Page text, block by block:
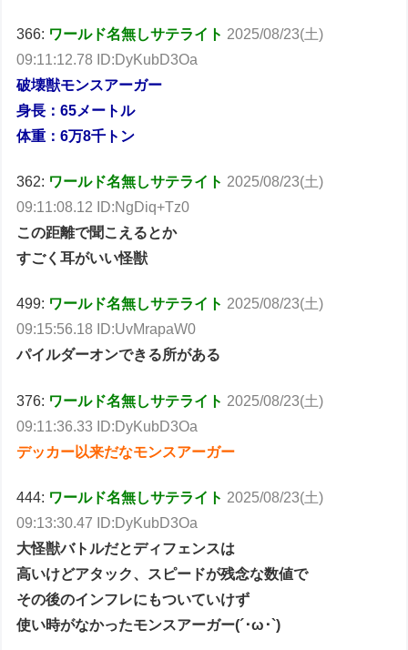
366: ワールド名無しサテライト 2025/08/23(土)
09:11:12.78 ID:DyKubD3Oa
破壊獣モンスアーガー
身長：65メートル
体重：6万8千トン
362: ワールド名無しサテライト 2025/08/23(土)
09:11:08.12 ID:NgDiq+Tz0
この距離で聞こえるとか
すごく耳がいい怪獣
499: ワールド名無しサテライト 2025/08/23(土)
09:15:56.18 ID:UvMrapaW0
パイルダーオンできる所がある
376: ワールド名無しサテライト 2025/08/23(土)
09:11:36.33 ID:DyKubD3Oa
デッカー以来だなモンスアーガー
444: ワールド名無しサテライト 2025/08/23(土)
09:13:30.47 ID:DyKubD3Oa
大怪獣バトルだとディフェンスは
高いけどアタック、スピードが残念な数値で
その後のインフレにもついていけず
使い時がなかったモンスアーガー(´･ω･`)